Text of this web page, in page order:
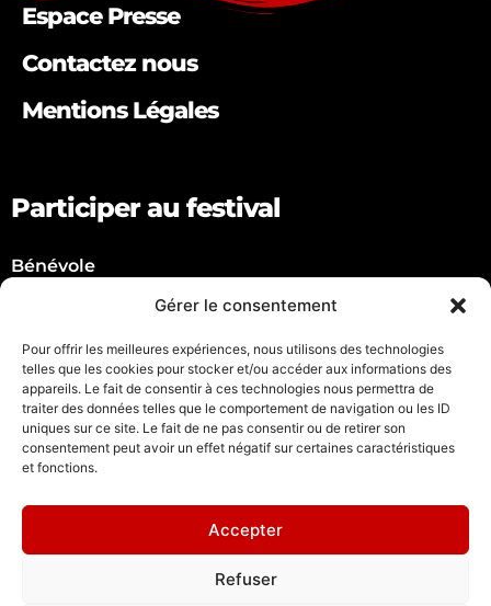
Gérer le consentement
Pour offrir les meilleures expériences, nous utilisons des technologies
telles que les cookies pour stocker et/ou accéder aux informations des
appareils. Le fait de consentir à ces technologies nous permettra de
traiter des données telles que le comportement de navigation ou les ID
uniques sur ce site. Le fait de ne pas consentir ou de retirer son
consentement peut avoir un effet négatif sur certaines caractéristiques
et fonctions.
Accepter
Refuser
Espace Presse
Contactez nous
Mentions Légales
Bénévole
Participer au festival
Suivez nous !
Nous contacter
grenoble@spacejunk.tv